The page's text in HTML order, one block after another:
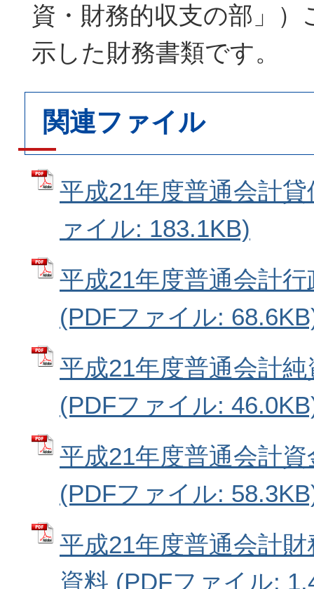
資・財務的収支の部」）
示した財務書類です。
関連ファイル
平成21年度普通会計
ァイル: 183.1KB)
平成21年度普通会計
(PDFファイル:
平成21年度普通会計
(PDFファイル:
平成21年度普通会計
(PDFファイル:
平成21年度普通会計
資料 (PDFファイル: